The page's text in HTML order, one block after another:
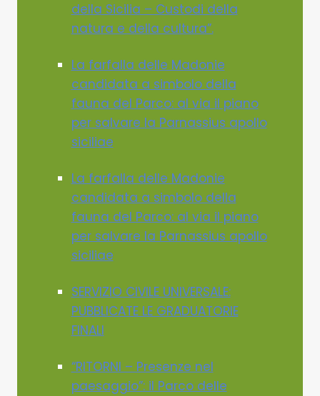
della Sicilia – Custodi della
natura e della cultura”.
La farfalla delle Madonie
candidata a simbolo della
fauna del Parco: al via il piano
per salvare la Parnassius apollo
siciliae
La farfalla delle Madonie
candidata a simbolo della
fauna del Parco: al via il piano
per salvare la Parnassius apollo
siciliae
SERVIZIO CIVILE UNIVERSALE:
PUBBLICATE LE GRADUATORIE
FINALI
“RITORNI – Presenze nel
paesaggio”: il Parco delle